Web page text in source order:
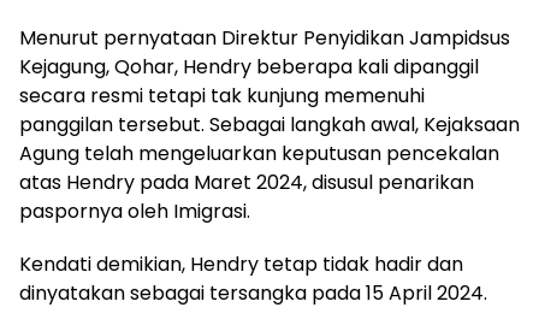
Menurut pernyataan Direktur Penyidikan Jampidsus
Kejagung, Qohar, Hendry beberapa kali dipanggil
secara resmi tetapi tak kunjung memenuhi
panggilan tersebut. Sebagai langkah awal, Kejaksaan
Agung telah mengeluarkan keputusan pencekalan
atas Hendry pada Maret 2024, disusul penarikan
paspornya oleh Imigrasi.
Kendati demikian, Hendry tetap tidak hadir dan
dinyatakan sebagai tersangka pada 15 April 2024.